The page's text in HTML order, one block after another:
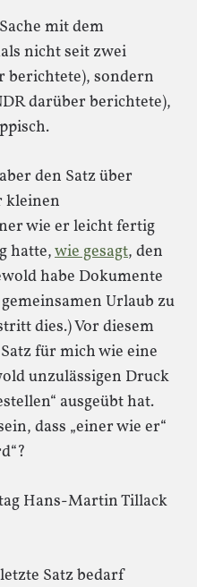
mit dem
nicht seit zwei
berichtete), sondern
darüber berichtete),
den Satz über
kleinen
wie er leicht fertig
hatte,wie gesagt, den
habe Dokumente
Urlaub zu
dies.) Vor diesem
für mich wie eine
unzulässigen Druck
ausgeübt hat.
dass „einer wie er“
Hans-Martin Tillack
Satz bedarf